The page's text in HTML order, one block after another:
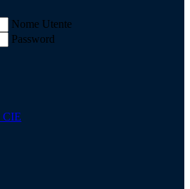
Nome Utente
Password
CIE